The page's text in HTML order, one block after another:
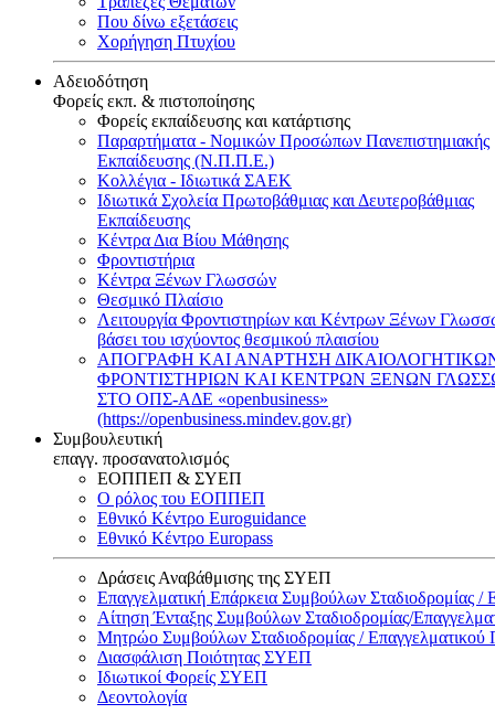
Που δίνω εξετάσεις
Χορήγηση Πτυχίου
Αδειοδότηση
Φορείς εκπ. & πιστοποίησης
Φορείς εκπαίδευσης και κατάρτισης
Παραρτήματα - Νομικών Προσώπων Πανεπιστημιακής
Εκπαίδευσης (Ν.Π.Π.Ε.)
Κολλέγια - Ιδιωτικά ΣΑΕΚ
Ιδιωτικά Σχολεία Πρωτοβάθμιας και Δευτεροβάθμιας
Εκπαίδευσης
Κέντρα Δια Βίου Μάθησης
Φροντιστήρια
Κέντρα Ξένων Γλωσσών
Θεσμικό Πλαίσιο
Λειτουργία Φροντιστηρίων και Κέντρων Ξένων
βάσει του ισχύοντος θεσμικού πλαισίου
ΑΠΟΓΡΑΦΗ ΚΑΙ ΑΝΑΡΤΗΣΗ
ΦΡΟΝΤΙΣΤΗΡΙΩΝ ΚΑΙ ΚΕΝΤΡΩΝ ΞΕΝΩΝ
ΣΤΟ ΟΠΣ-ΑΔΕ «openbusiness»
(https://openbusiness.mindev.gov.gr)
Συμβουλευτική
επαγγ. προσανατολισμός
ΕΟΠΠΕΠ & ΣΥΕΠ
Ο ρόλος του ΕΟΠΠΕΠ
Εθνικό Κέντρο Euroguidance
Εθνικό Κέντρο Europass
Δράσεις Αναβάθμισης της ΣΥΕΠ
Επαγγελματική Επάρκεια Συμβούλων Σταδιοδρομίας /
Αίτηση Ένταξης Συμβούλων Σταδιοδρομίας/
Μητρώο Συμβούλων Σταδιοδρομίας / Επαγγελματικού
Διασφάλιση Ποιότητας ΣΥΕΠ
Ιδιωτικοί Φορείς ΣΥΕΠ
Δεοντολογία